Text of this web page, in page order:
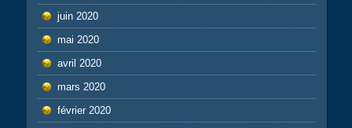
juin 2020
mai 2020
avril 2020
mars 2020
février 2020